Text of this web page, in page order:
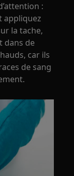
:
appliquez
la tache,
dans de
car ils
de sang